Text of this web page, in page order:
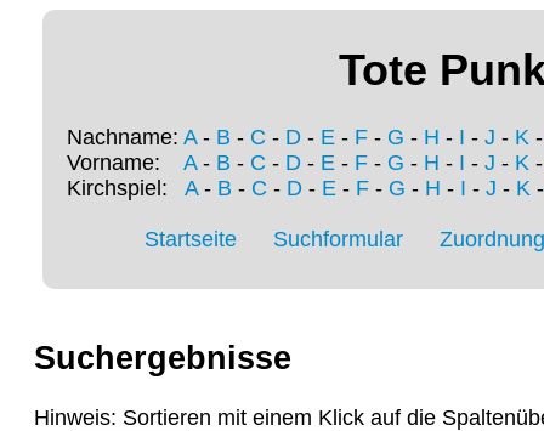
Tote
Nachname: A- B - C - D - E - F - G - H - I - J - K
Vorname: A- B - C - D - E - F - G - H - I - J - K
Kirchspiel: A- B - C - D- E- F- G - H - I - J - K
Startseite Suchformular
Suchergebnisse
Hinweis: Sortieren mit einem Klick auf die